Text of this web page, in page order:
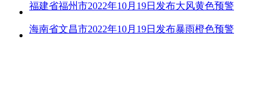
福建省福州市2022年10月19日发布大风黄色预警
海南省文昌市2022年10月19日发布暴雨橙色预警